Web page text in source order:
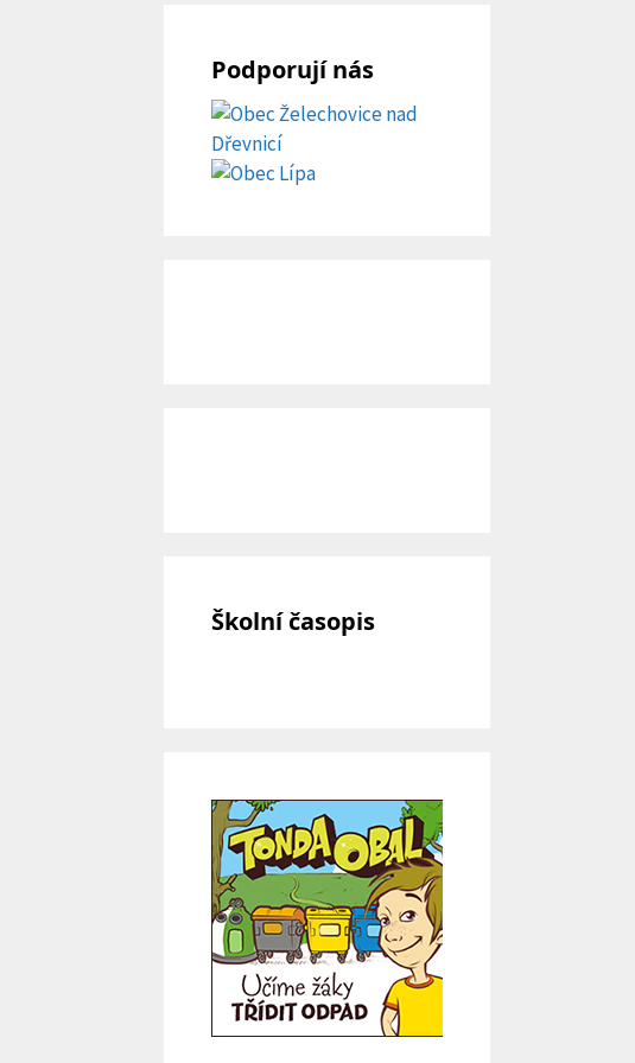
Podporují nás
Školní časopis